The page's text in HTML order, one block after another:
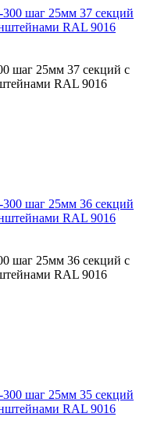
шаг 25мм 37 секций с
RAL 9016
шаг 25мм 36 секций с
RAL 9016